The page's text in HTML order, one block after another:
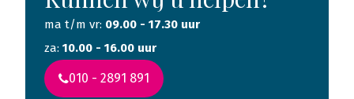
ma t/m vr: 09.00 - 17.30 uur
za: 10.00 - 16.00 uur
010 - 2891 891